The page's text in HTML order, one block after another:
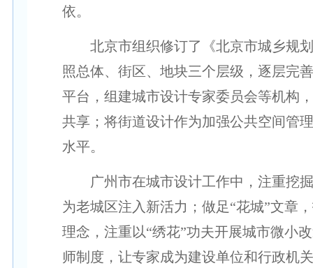
依。
北京市组织修订了《北京市城乡规划
照总体、街区、地块三个层级，逐层完
平台，组建城市设计专家委员会等机构
共享；将街道设计作为加强公共空间管
水平。
广州市在城市设计工作中，注重挖掘
为老城区注入新活力；做足“花城”文章
理念，注重以“绣花”功夫开展城市微小
师制度，让专家成为建设单位和行政机